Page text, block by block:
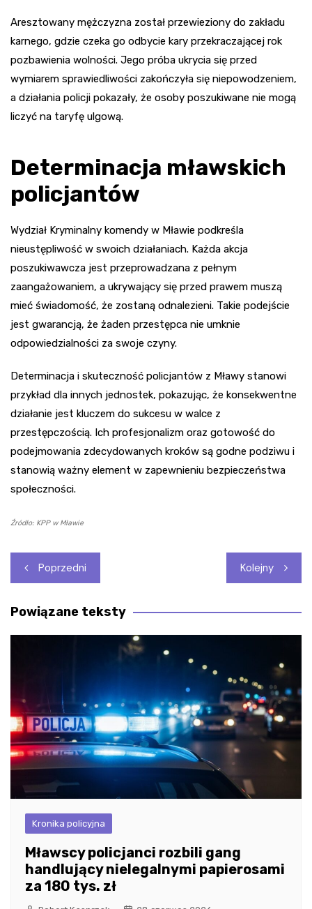
Aresztowany mężczyzna został przewieziony do zakładu
karnego, gdzie czeka go odbycie kary przekraczającej rok
pozbawienia wolności. Jego próba ukrycia się przed
wymiarem sprawiedliwości zakończyła się niepowodzeniem,
a działania policji pokazały, że osoby poszukiwane nie mogą
liczyć na taryfę ulgową.
Determinacja mławskich
policjantów
Wydział Kryminalny komendy w Mławie podkreśla
nieustępliwość w swoich działaniach. Każda akcja
poszukiwawcza jest przeprowadzana z pełnym
zaangażowaniem, a ukrywający się przed prawem muszą
mieć świadomość, że zostaną odnalezieni. Takie podejście
jest gwarancją, że żaden przestępca nie umknie
odpowiedzialności za swoje czyny.
Determinacja i skuteczność policjantów z Mławy stanowi
przykład dla innych jednostek, pokazując, że konsekwentne
działanie jest kluczem do sukcesu w walce z
przestępczością. Ich profesjonalizm oraz gotowość do
podejmowania zdecydowanych kroków są godne podziwu i
stanowią ważny element w zapewnieniu bezpieczeństwa
społeczności.
Źródło: KPP w Mławie
Nawigacja
wpisu
Poprzedni Kolejny
Powiązane teksty
Kronika policyjna
Mławscy policjanci rozbili gang
handlujący nielegalnymi papierosami
za 180 tys. zł